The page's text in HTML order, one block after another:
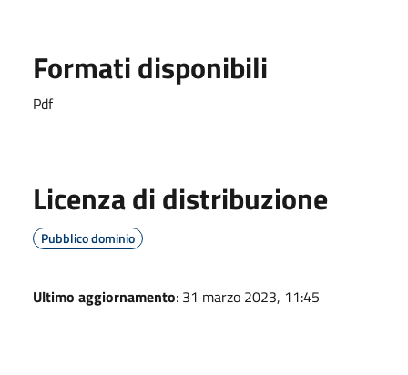
Formati disponibili
Pdf
Licenza di distribuzione
Pubblico dominio
Ultimo aggiornamento: 31 marzo 2023, 11:45